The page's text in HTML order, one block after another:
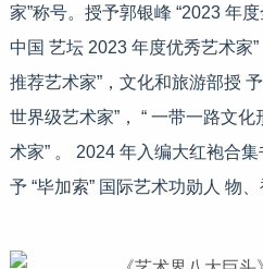
家”称号。授予郭银峰 “2023 年
中国 艺坛 2023 年度优秀艺术家
推荐艺术家”，文化和旅游部授
世界级艺术家”， “ 一带一路文化
术家” 。 2024 年入编大红袍合
予 “毕加索” 国际艺术功勋人 物